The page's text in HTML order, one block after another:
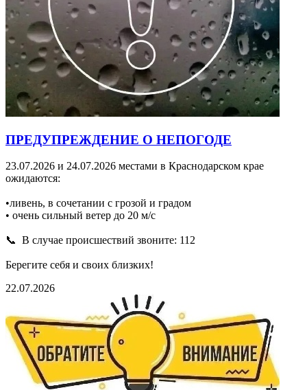
ПРЕДУПРЕЖДЕНИЕ О НЕПОГОДЕ
23.07.2026 и 24.07.2026 местами в Краснодарском крае
ожидаются:
•ливень, в сочетании с грозой и градом
• очень сильный ветер до 20 м/с
📞 В случае происшествий звоните: 112
Берегите себя и своих близких!
22.07.2026